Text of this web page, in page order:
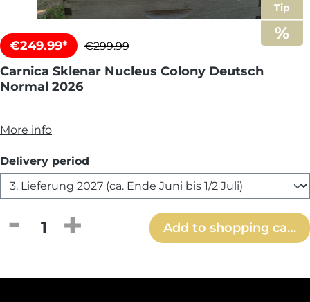
Tip
€249.99* €299.99
Carnica Sklenar Nucleus Colony Deutsch
Normal 2026
More info
Select
Delivery period
Product Quantity: Enter the desired
Add to shopping cart